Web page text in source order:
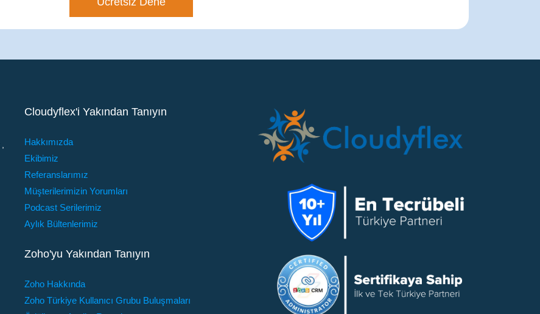
Cloudyflex'i Yakından Tanıyın
Hakkımızda
Ekibimiz
Referanslarımız
Müşterilerimizin Yorumları
Podcast Serilerimiz
Aylık Bültenlerimiz
Zoho'yu Yakından Tanıyın
Zoho Hakkında
Zoho Türkiye Kullanıcı Grubu Buluşmaları